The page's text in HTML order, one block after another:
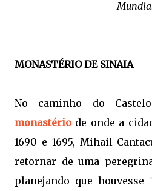
MONASTÉRIO DE SINAIA
No caminho do
monastério de onde a
1690 e 1695, Mihail
retornar de uma
planejando que houvesse